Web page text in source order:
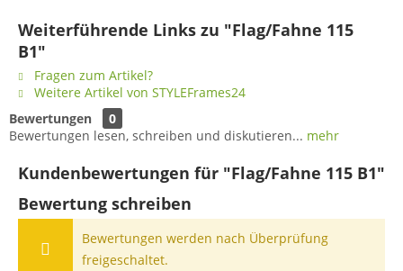
Weiterführende Links zu "Flag/Fahne 115
B1"
Fragen zum Artikel?
Weitere Artikel von STYLEFrames24
Bewertungen
0
Bewertungen lesen, schreiben und diskutieren... mehr
Kundenbewertungen für "Flag/Fahne 115 B1"
Bewertung schreiben
Bewertungen werden nach Überprüfung
freigeschaltet.